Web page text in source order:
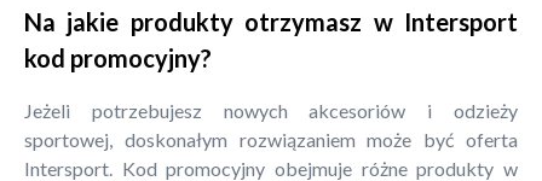
Na jakie produkty otrzymasz w Intersport
kod promocyjny?
Jeżeli potrzebujesz nowych akcesoriów i odzieży
sportowej, doskonałym rozwiązaniem może być oferta
Intersport. Kod promocyjny obejmuje różne produkty w